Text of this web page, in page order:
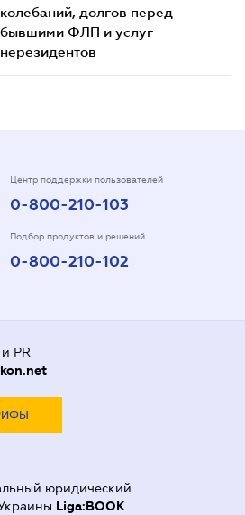
колебаний, долгов перед
бывшими ФЛП и услуг
нерезидентов
Центр поддержки пользователей
0-800-210-103
Подбор продуктов и решений
0-800-210-102
PR
юридический
Liga:BOOK